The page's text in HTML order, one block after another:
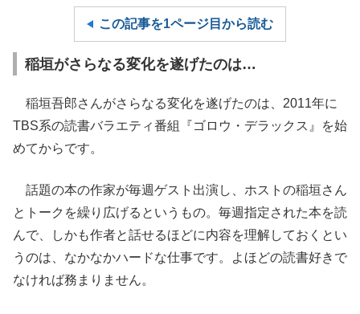
この記事を1ページ目から読む
稲垣がさらなる変化を遂げたのは…
稲垣吾郎さんがさらなる変化を遂げたのは、2011年に
TBS系の読書バラエティ番組『ゴロウ・デラックス』を始
めてからです。
話題の本の作家が毎週ゲスト出演し、ホストの稲垣さん
とトークを繰り広げるというもの。毎週指定された本を読
んで、しかも作者と話せるほどに内容を理解しておくとい
うのは、なかなかハードな仕事です。よほどの読書好きで
なければ務まりません。